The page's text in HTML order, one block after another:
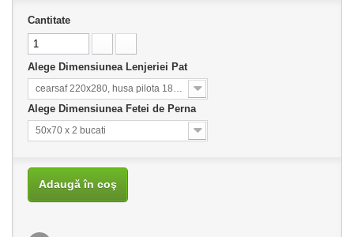
Cantitate
Alege Dimensiunea Lenjeriei Pat
cearsaf 220x280, husa pilota 180x215
Alege Dimensiunea Fetei de Perna
50x70 x 2 bucati
Adaugă în coş